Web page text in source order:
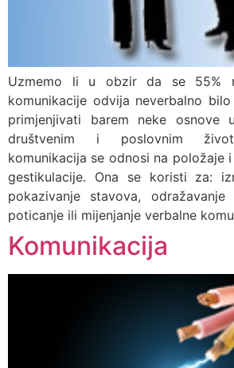
Uzmemo li u obzir da se 55%
komunikacije odvija neverbalno
primjenjivati barem neke osnove
društvenim i poslovnim
komunikacija se odnosi na položaje
gestikulacije. Ona se koristi za:
pokazivanje stavova,
poticanje ili mijenjanje verbalne
Komunikacija